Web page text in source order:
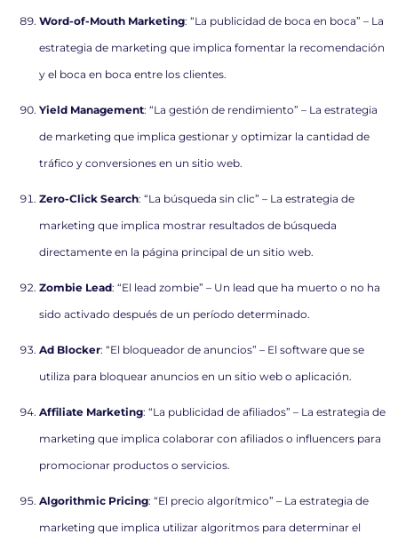
Word-of-Mouth Marketing: “La publicidad de boca en boca” – La
estrategia de marketing que implica fomentar la recomendación
y el boca en boca entre los clientes.
Yield Management: “La gestión de rendimiento” – La estrategia
de marketing que implica gestionar y optimizar la cantidad de
tráfico y conversiones en un sitio web.
Zero-Click Search: “La búsqueda sin clic” – La estrategia de
marketing que implica mostrar resultados de búsqueda
directamente en la página principal de un sitio web.
Zombie Lead: “El lead zombie” – Un lead que ha muerto o no ha
sido activado después de un período determinado.
Ad Blocker: “El bloqueador de anuncios” – El software que se
utiliza para bloquear anuncios en un sitio web o aplicación.
Affiliate Marketing: “La publicidad de afiliados” – La estrategia de
marketing que implica colaborar con afiliados o influencers para
promocionar productos o servicios.
Algorithmic Pricing: “El precio algorítmico” – La estrategia de
marketing que implica utilizar algoritmos para determinar el